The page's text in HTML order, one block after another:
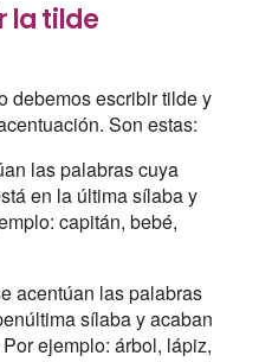
la tilde
debemos escribir tilde y
Son estas:
las palabras cuya
en la última sílaba y
capitán, bebé,
acentúan las palabras
sílaba y acaban
ejemplo: árbol, lápiz,